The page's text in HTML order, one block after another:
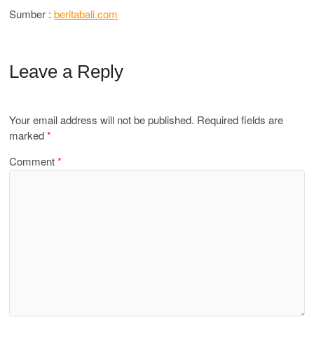
Sumber :beritabali.com
Leave a Reply
Your email address will not be published. Required fields are
marked*
Comment*